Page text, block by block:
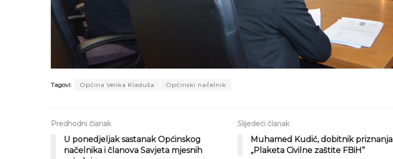
Tagovi: Općina Velika Kladuša Općinski načelnik
Predhodni članak
U ponedjeljak sastanak Općinskog
načelnika i članova Savjeta mjesnih
Slijedeći članak
Muhamed Kudić, dobitnik priznanja
„Plaketa Civilne zaštite FBiH“